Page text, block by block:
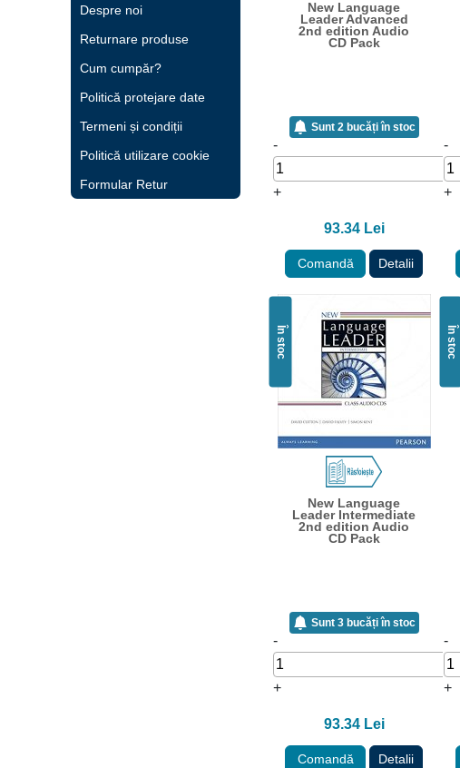
Despre noi
Returnare produse
Cum cumpăr?
Politică protejare date
Termeni și condiții
Politică utilizare cookie
Formular Retur
New Language
Leader Advanced
2nd edition Audio
CD Pack
Sunt 2 bucăți în stoc
-
+
93.34 Lei
Comandă Detalii
-
+
În stoc
New Language
Leader Intermediate
2nd edition Audio
CD Pack
Sunt 3 bucăți în stoc
-
+
93.34 Lei
Comandă Detalii
În stoc
-
+